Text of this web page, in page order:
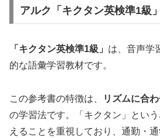
アルク「キクタン英検準1級」
「キクタン英検準1級」 は、音声学
的な語彙学習教材です。
この参考書の特徴は、 リズムに合
の学習法です。「キクタン」とい
えることを重視しており、通勤・